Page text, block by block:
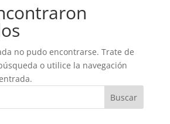
no pudo encontrarse. Trate de
o utilice la navegación